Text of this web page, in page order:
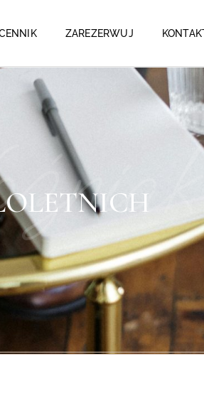
ZAREZERWUJ